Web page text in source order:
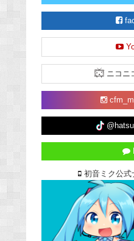
ニコニ
初音ミク公式